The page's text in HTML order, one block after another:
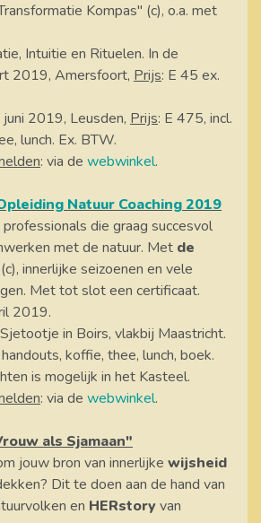
Kompas" (c), o.a. met
Intuitie en Rituelen. In de
2019, Amersfoort, Prijs: E 45 ex.
2019, Leusden, Prijs: E 475, incl.
lunch. Ex. BTW.
: via de webwinkel.
Natuur Coaching 2019
die graag succesvol
met de natuur. Met de
(c), innerlijke seizoenen en vele
Met tot slot een certificaat.
2019.
in Boirs, vlakbij Maastricht.
koffie, thee, lunch, boek.
is mogelijk in het Kasteel.
: via de webwinkel.
als Sjamaan"
jouw bron van innerlijke wijsheid
Dit te doen aan de hand van
en HERstory van